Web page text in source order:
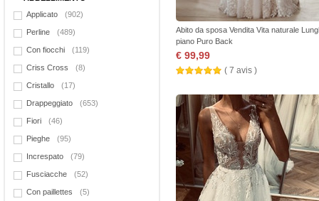
Applicato
(902)
Perline (489)
Con fiocchi (119)
Criss Cross (8)
Cristallo (17)
Drappeggiato (653)
Fiori (46)
Pieghe (95)
Increspato (79)
Fusciacche (52)
Con paillettes (5)
Abito da sposa Vendita Vita naturale
piano Puro Back
€ 99,99
( 7 avis )